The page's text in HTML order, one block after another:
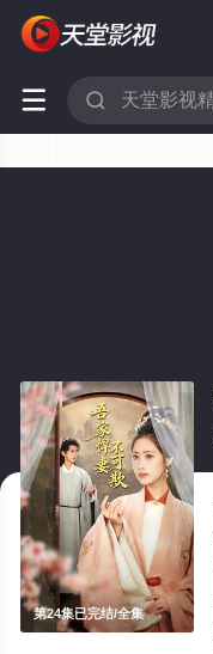
 
第24集已完结/全集